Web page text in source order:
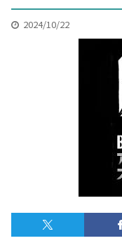
テキーラとは
テキーラマップ
2024/10/22